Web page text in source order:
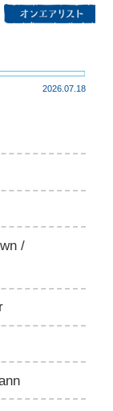
2026.07.18
/